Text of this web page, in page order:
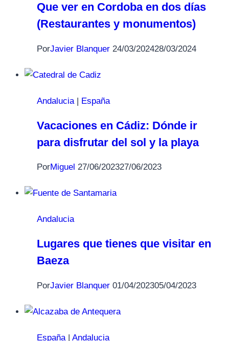
Que ver en Cordoba en dos días
(Restaurantes y monumentos)
PorJavier Blanquer 24/03/202428/03/2024
Andalucia | España
Vacaciones en Cádiz: Dónde ir
para disfrutar del sol y la playa
PorMiguel 27/06/202327/06/2023
Andalucia
Lugares que tienes que visitar en
Baeza
PorJavier Blanquer 01/04/202305/04/2023
España | Andalucia